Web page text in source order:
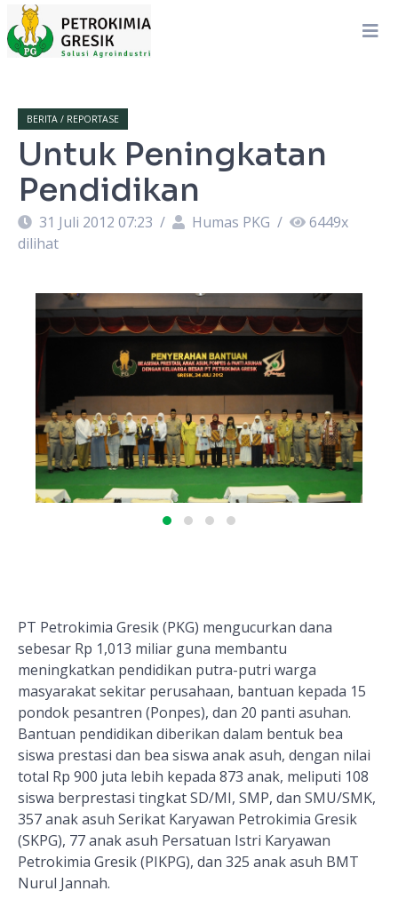
BERITA / REPORTASE
Untuk Peningkatan
Pendidikan
31 Juli 2012 07:23 / Humas PKG / 6449x
dilihat
PT Petrokimia Gresik (PKG) mengucurkan dana
sebesar Rp 1,013 miliar guna membantu
meningkatkan pendidikan putra-putri warga
masyarakat sekitar perusahaan, bantuan kepada 15
pondok pesantren (Ponpes), dan 20 panti asuhan.
Bantuan pendidikan diberikan dalam bentuk bea
siswa prestasi dan bea siswa anak asuh, dengan nilai
total Rp 900 juta lebih kepada 873 anak, meliputi 108
siswa berprestasi tingkat SD/MI, SMP, dan SMU/SMK,
357 anak asuh Serikat Karyawan Petrokimia Gresik
(SKPG), 77 anak asuh Persatuan Istri Karyawan
Petrokimia Gresik (PIKPG), dan 325 anak asuh BMT
Nurul Jannah.